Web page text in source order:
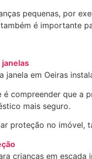
pequenas, por
é importante
compreender que a
mais seguro.
proteção no imóvel,